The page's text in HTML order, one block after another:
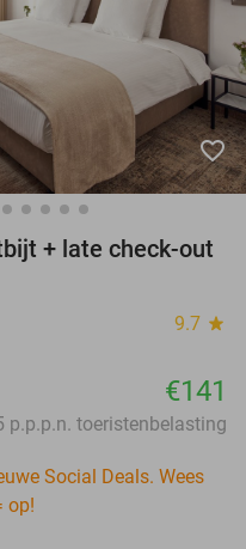
favorite_border
+ late check-out
9.7 star
€141
p.p.p.n. toeristenbelasting
Social Deals. Wees
op!